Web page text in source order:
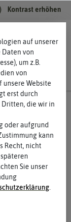
Kontrast erhöhen
auf unserer
von
um z.B.
von
Website
erst durch
die wir in
oder aufgrund
kann
Recht, nicht
Sie unser